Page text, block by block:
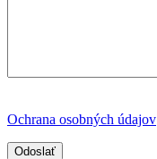
Ochrana osobných údajov